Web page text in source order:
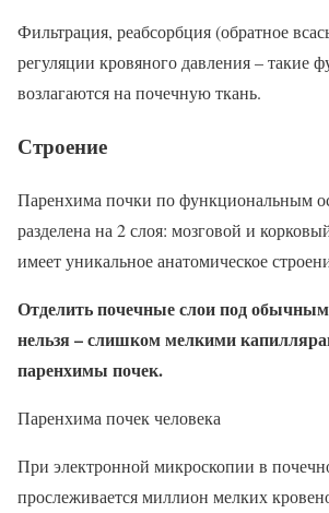
Фильтрация, реабсорбция (обратное
регуляции кровяного давления – такие
возлагаются на почечную ткань.
Строение
Паренхима почки по функциональным
разделена на 2 слоя: мозговой и
имеет уникальное анатомическое
Отделить почечные слои под
нельзя – слишком мелкими
паренхимы почек.
Паренхима почек человека
При электронной микроскопии в
прослеживается миллион мелких